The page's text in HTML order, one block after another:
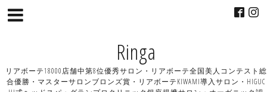
Ringa
リアボーテ18000店舗中第8位優秀サロン・リアボーテ全国美人コンテスト総
合優勝・マスターサロンブロンズ賞・リアボーテKIWAMI導入サロン・HIGUC